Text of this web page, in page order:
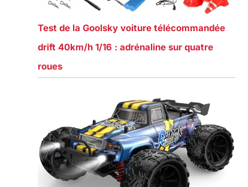
Test de la Goolsky voiture télécommandée
drift 40km/h 1/16 : adrénaline sur quatre
roues